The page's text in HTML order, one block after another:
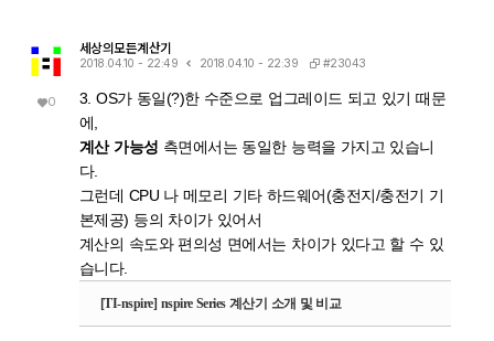
0
세상의모든계산기
2018.04.10 - 22:49 2018.04.10 - 22:39 #23043
3. OS가 동일(?)한 수준으로 업그레이드 되고 있기 때문
에,
계산 가능성 측면에서는 동일한 능력을 가지고 있습니
다.
그런데 CPU 나 메모리 기타 하드웨어(충전지/충전기 기
본제공) 등의 차이가 있어서
계산의 속도와 편의성 면에서는 차이가 있다고 할 수 있
습니다.
[TI-nspire] nspire Series 계산기 소개 및 비교